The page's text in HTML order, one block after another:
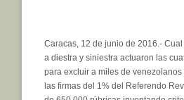
Caracas, 12 de junio de 2016.-
a diestra y siniestra actuaron las
para excluir a miles de
las firmas del 1% del Referendo